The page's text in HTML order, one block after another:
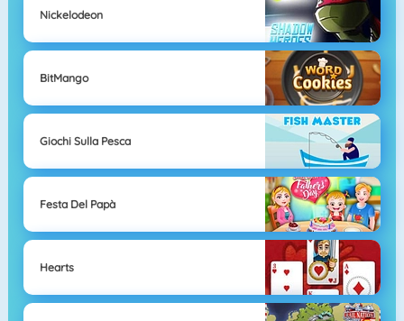
Nickelodeon
BitMango
Giochi Sulla Pesca
Festa Del Papà
Hearts